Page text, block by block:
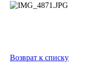
Возврат к списку